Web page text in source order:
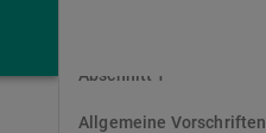
Abschnitt 1
Allgemeine Vorschriften